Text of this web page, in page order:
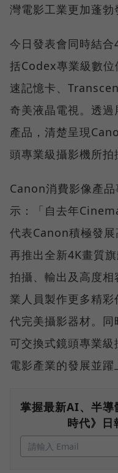
灣電影工業更加蓬勃
今日發表會同時結
括Codex專業級數
速記憶卡、
奇美液晶電視。透
產品，清楚呈現
頭專業級攝影機所拍
Canon消費影像產
示：「自去年
代表Canon積極發
再推出全新4K畫質
拍攝、輸出及高度
業人員製作更多精
代完美攝影器材。
可交換式鏡頭專業
電影產業的發展並躍
掌握最新AI、半導
時代》日